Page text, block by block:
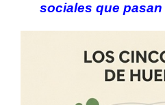
sociales que